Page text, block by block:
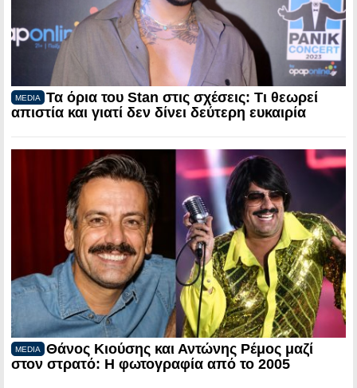
MEDIA
Τα όρια του Stan στις σχέσεις: Τι θεωρεί
απιστία και γιατί δεν δίνει δεύτερη ευκαιρία
MEDIA
Θάνος Κιούσης και Αντώνης Ρέμος μαζί
στον στρατό: Η φωτογραφία από το 2005